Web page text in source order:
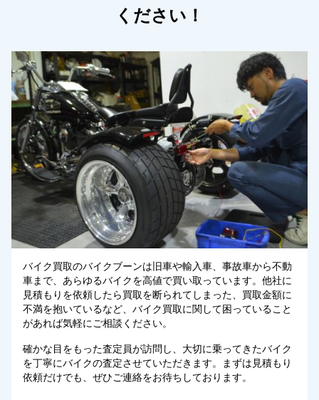
ください！
バイク買取のバイクブーンは旧車や輸入車、事故車から不動
車まで、あらゆるバイクを高値で買い取っています。他社に
見積もりを依頼したら買取を断られてしまった、買取金額に
不満を抱いているなど、バイク買取に関して困っていること
があれば気軽にご相談ください。
確かな目をもった査定員が訪問し、大切に乗ってきたバイク
を丁寧にバイクの査定させていただきます。まずは見積もり
依頼だけでも、ぜひご連絡をお待ちしております。